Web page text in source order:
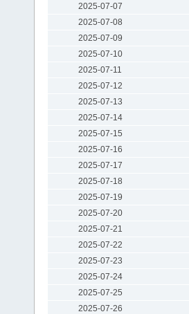
2025-07-07
2025-07-08
2025-07-09
2025-07-10
2025-07-11
2025-07-12
2025-07-13
2025-07-14
2025-07-15
2025-07-16
2025-07-17
2025-07-18
2025-07-19
2025-07-20
2025-07-21
2025-07-22
2025-07-23
2025-07-24
2025-07-25
2025-07-26